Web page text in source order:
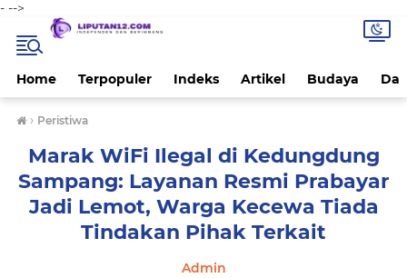
- -->
Home Terpopuler Indeks Artikel Budaya
› Peristiwa
Marak WiFi Ilegal di Kedungdung
Sampang: Layanan Resmi Prabayar
Jadi Lemot, Warga Kecewa Tiada
Tindakan Pihak Terkait
Admin